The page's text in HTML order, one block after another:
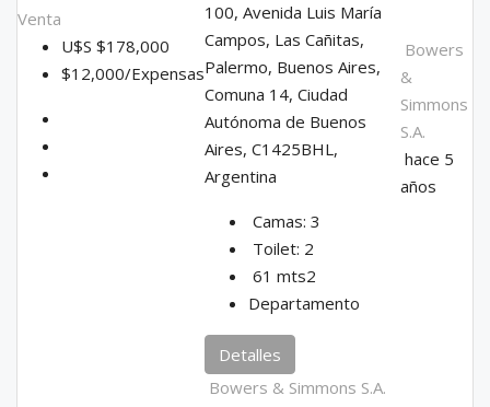
Venta
U$S $178,000
$12,000/Expensas
100, Avenida Luis María
Campos, Las Cañitas,
Palermo, Buenos Aires,
Comuna 14, Ciudad
Autónoma de Buenos
Aires, C1425BHL,
Argentina
Camas: 3
Toilet: 2
61 mts2
Departamento
Detalles
Bowers & Simmons S.A.
Bowers
&
Simmons
S.A.
hace 5
años